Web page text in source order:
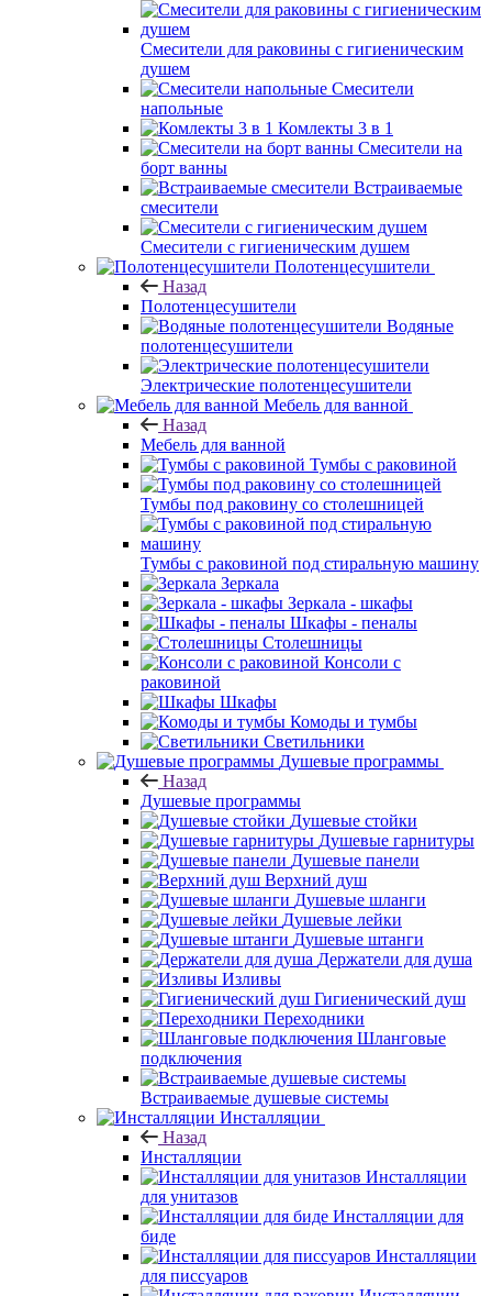
Смесители для раковины с гигиеническим
душем
Смесители
напольные
Комлекты 3 в 1
Смесители на
борт ванны
Встраиваемые
смесители
Смесители с гигиеническим душем
Полотенцесушители
Назад
Полотенцесушители
Водяные
полотенцесушители
Электрические полотенцесушители
Мебель для ванной
Назад
Мебель для ванной
Тумбы с раковиной
Тумбы под раковину со столешницей
Тумбы с раковиной под стиральную машину
Зеркала
Зеркала - шкафы
Шкафы - пеналы
Столешницы
Консоли с
раковиной
Шкафы
Комоды и тумбы
Светильники
Душевые программы
Назад
Душевые программы
Душевые стойки
Душевые гарнитуры
Душевые панели
Верхний душ
Душевые шланги
Душевые лейки
Душевые штанги
Держатели для душа
Изливы
Гигиенический душ
Переходники
Шланговые
подключения
Встраиваемые душевые системы
Инсталляции
Назад
Инсталляции
Инсталляции
для унитазов
Инсталляции для
биде
Инсталляции
для писсуаров